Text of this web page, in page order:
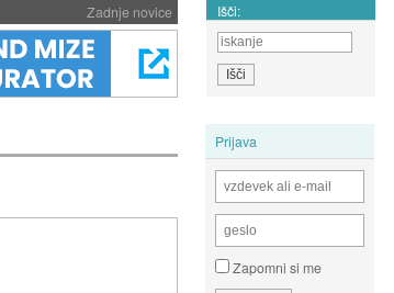
Zadnje novice Išči:
Prijava
Zapomni si me